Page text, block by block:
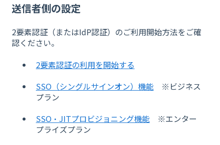
送信者側の設定
2要素認証（またはIdP認証）のご利用開始方法をご確
認ください。
2要素認証の利用を開始する
SSO（シングルサインオン）機能 ※ビジネス
プラン
SSO・JITプロビジョニング機能 ※エンター
プライズプラン